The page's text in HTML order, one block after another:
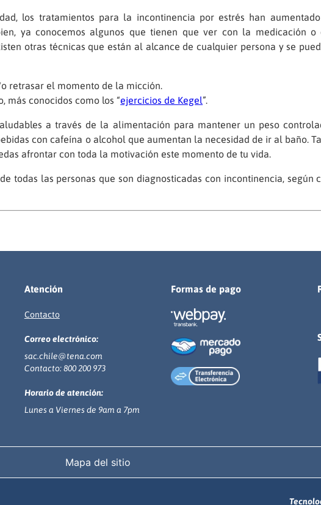
los tratamientos para la incontinencia por estrés han
ya conocemos algunos que tienen que ver con la medicación o
otras técnicas que están al alcance de cualquier persona y se
retrasar el momento de la micción.
más conocidos como los “ejercicios de Kegel”.
a través de la alimentación para mantener un peso
con cafeína o alcohol que aumentan la necesidad de ir al baño.
afrontar con toda la motivación este momento de tu vida.
todas las personas que son diagnosticadas con incontinencia, según
Atención
Contacto
Correo electrónico:
sac.chile@tena.com
Contacto: 800 200 973
Horario de atención:
Lunes a Viernes de 9am a 7pm
Formas de pago
Mapa del sitio